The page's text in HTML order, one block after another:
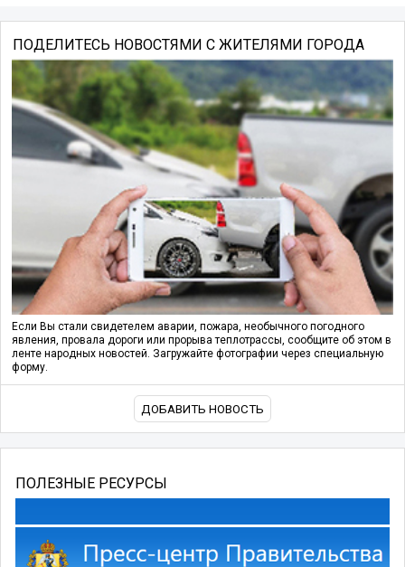
ПОДЕЛИТЕСЬ НОВОСТЯМИ С ЖИТЕЛЯМИ ГОРОДА
Если Вы стали свидетелем аварии, пожара, необычного погодного
явления, провала дороги или прорыва теплотрассы, сообщите об этом в
ленте народных новостей. Загружайте фотографии через специальную
форму.
ДОБАВИТЬ НОВОСТЬ
ПОЛЕЗНЫЕ РЕСУРСЫ